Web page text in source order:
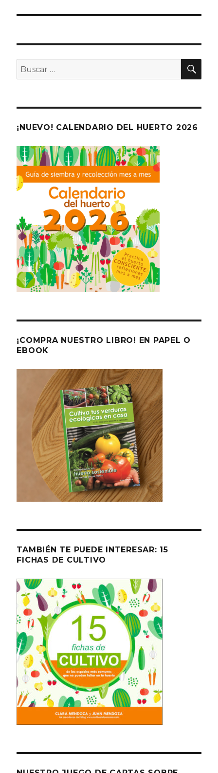
Buscar
por:
¡NUEVO! CALENDARIO DEL HUERTO 2026
¡COMPRA NUESTRO LIBRO! EN PAPEL O
EBOOK
TAMBIÉN TE PUEDE INTERESAR: 15
FICHAS DE CULTIVO